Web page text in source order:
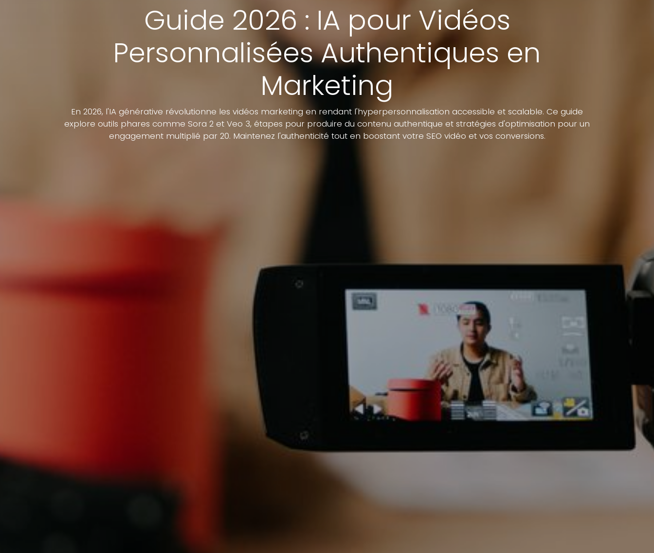
Guide 2026 : IA pour Vidéos
Personnalisées Authentiques en
Marketing
En 2026, l'IA générative révolutionne les vidéos marketing en rendant l'hyperpersonnalisation accessible et scalable. Ce guide
explore outils phares comme Sora 2 et Veo 3, étapes pour produire du contenu authentique et stratégies d'optimisation pour un
engagement multiplié par 20. Maintenez l'authenticité tout en boostant votre SEO vidéo et vos conversions.